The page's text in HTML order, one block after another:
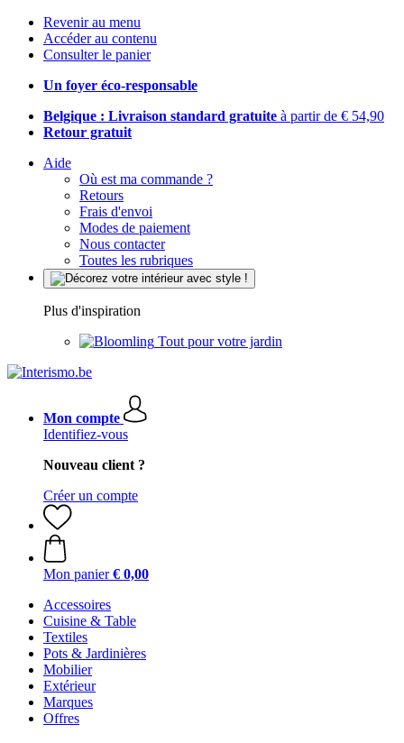
Revenir au menu
Accéder au contenu
Consulter le panier
Un foyer éco-responsable
Belgique : Livraison standard gratuite à partir de € 54,90
Retour gratuit
Aide
Où est ma commande ?
Retours
Frais d'envoi
Modes de paiement
Nous contacter
Toutes les rubriques
Plus d'inspiration
Tout pour votre jardin
Mon compte
Identifiez-vous
Nouveau client ?
Créer un compte
Mon panier € 0,00
Accessoires
Cuisine & Table
Textiles
Pots & Jardinières
Mobilier
Extérieur
Marques
Offres